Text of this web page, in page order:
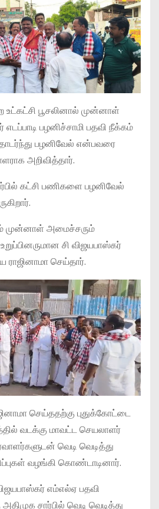
உட்கட்சி பூசலினால் முன்னாள்
பழனிச்சாமி பதவி நீக்கம்
பழனிவேல் என்பவரை
அறிவித்தார்.
கட்சி பணிகளை பழனிவேல்
முன்னாள் அமைச்சரும்
சி விஜயபாஸ்கர்
செய்தார்.
செய்ததற்கு புதுக்கோட்டை
வடக்கு மாவட்ட செயலாளர்
வெடி வெடித்து
வழங்கி கொண்டாடினார்.
எம்எல்ஏ பதவி
சார்பில் வெடி வெடித்து